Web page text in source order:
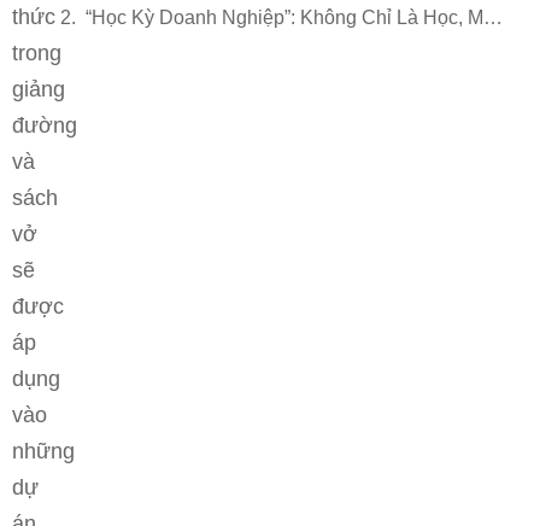
thức
trong
giảng
đường
và
sách
vở
sẽ
được
áp
dụng
vào
những
dự
“Học Kỳ Doanh Nghiệp”: Không Chỉ Là Học, Mà Là Trải Nghiệm